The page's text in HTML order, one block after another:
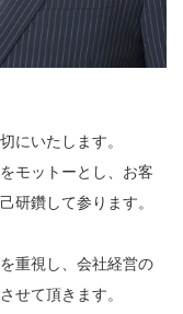
にいたします。
モットーとし、お客
研鑽して参ります。
重視し、会社経営の
せて頂きます。